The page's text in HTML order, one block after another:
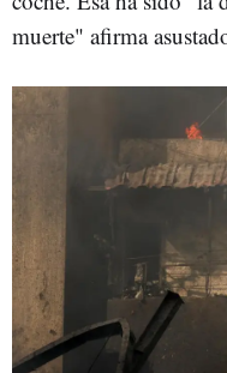
muerte" afirma